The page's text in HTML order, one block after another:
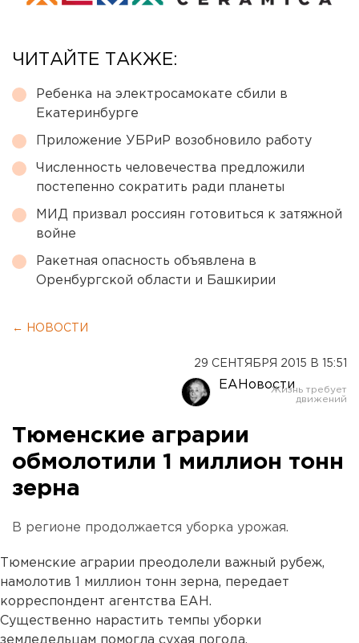
ЧИТАЙТЕ ТАКЖЕ:
Ребенка на электросамокате сбили в
Екатеринбурге
Приложение УБРиР возобновило работу
Численность человечества предложили
постепенно сократить ради планеты
МИД призвал россиян готовиться к затяжной
войне
Ракетная опасность объявлена в
Оренбургской области и Башкирии
← НОВОСТИ
29 СЕНТЯБРЯ 2015 В 15:51
ЕАНовости
Тюменские аграрии
обмолотили 1 миллион тонн
зерна
В регионе продолжается уборка урожая.
Тюменские аграрии преодолели важный рубеж,
намолотив 1 миллион тонн зерна, передает
корреспондент агентства ЕАН.
Существенно нарастить темпы уборки
земледельцам помогла сухая погода,